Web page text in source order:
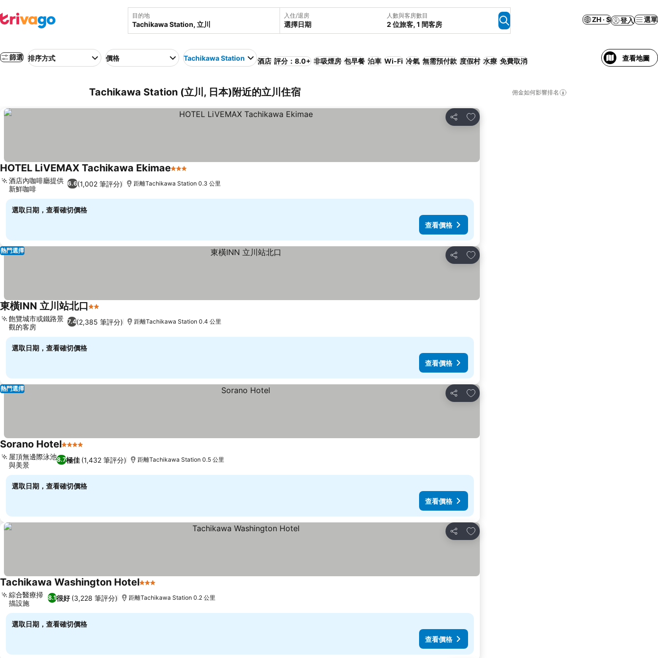
目的地 入住/退房
選擇日期
人數與客房數目
2 位旅客, 1 間客房
ZH · $ 登入 選單
篩選 排序方式 價格 Tachikawa Station 酒店 評分：8.0+ 非吸煙房 包早餐 泊車 Wi-Fi 冷氣 無需預付款 度假村 水療 免費取消 查看地圖
Tachikawa Station (立川, 日本)附近的立川住宿 佣金如何影響排名
分享
放到收藏夾
HOTEL LiVEMAX Tachikawa Ekimae3 星級
6.6(1,002 筆評分)
酒店內咖啡廳提供
新鮮咖啡
距離Tachikawa Station 0.3 公里
選取日期，查看確切價格
查看價格
分享
放到收藏夾
熱門選擇
東橫INN 立川站北口2 星級
7.4(2,385 筆評分)
飽覽城市或鐵路景
觀的客房
距離Tachikawa Station 0.4 公里
選取日期，查看確切價格
查看價格
分享
放到收藏夾
熱門選擇
Sorano Hotel4 星級
8.7極佳 (1,432 筆評分)
屋頂無邊際泳池
與美景
距離Tachikawa Station 0.5 公里
選取日期，查看確切價格
查看價格
分享
放到收藏夾
Tachikawa Washington Hotel3 星級
8.1很好 (3,228 筆評分)
綜合醫療掃
描設施
距離Tachikawa Station 0.2 公里
選取日期，查看確切價格
查看價格